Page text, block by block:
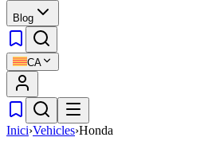
Blog
CA
Inici›Vehicles›Honda